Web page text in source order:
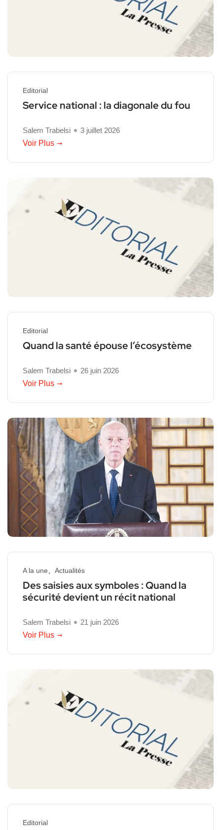
Editorial
Service national : la diagonale du fou
Salem Trabelsi
3 juillet 2026
Voir Plus
Editorial
Quand la santé épouse l’écosystème
Salem Trabelsi
26 juin 2026
Voir Plus
A la une Actualités
Des saisies aux symboles : Quand la
sécurité devient un récit national
Salem Trabelsi
21 juin 2026
Voir Plus
Editorial